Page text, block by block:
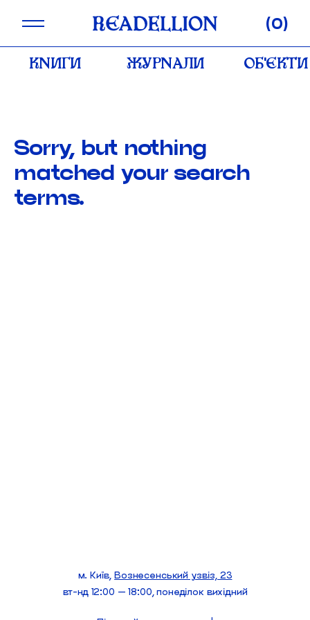
0
КНИГИ ЖУРНАЛИ ОБʼЄКТИ
Sorry, but nothing
matched your search
terms.
м. Київ,Вознесенський узвіз, 23
вт-нд 12:00 — 18:00, понеділок вихідний